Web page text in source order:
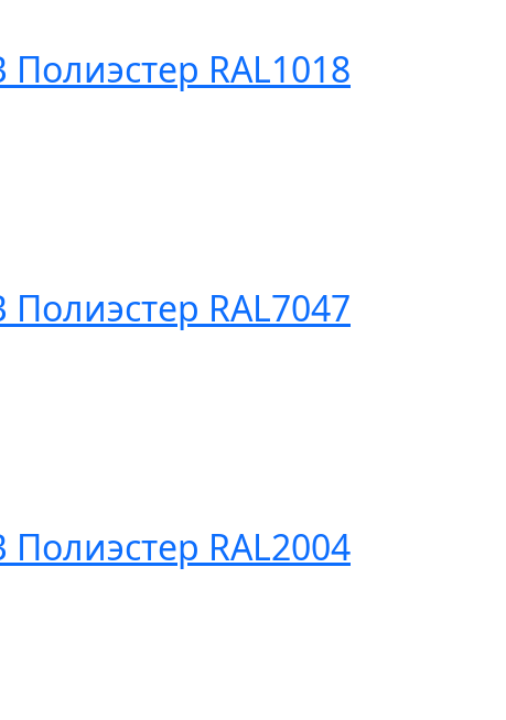
RAL1018
RAL7047
RAL2004